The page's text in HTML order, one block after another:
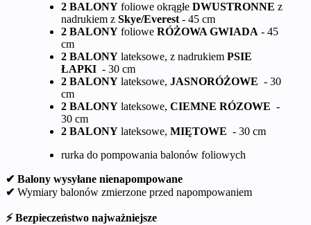
2 BALONY foliowe okrągłe DWUSTRONNE z
nadrukiem z Skye/Everest - 45 cm
2 BALONY foliowe RÓŻOWA GWIADA - 45
cm
2 BALONY lateksowe, z nadrukiem PSIE
ŁAPKI - 30 cm
2 BALONY lateksowe, JASNORÓŻOWE - 30
cm
2 BALONY lateksowe, CIEMNE RÓZOWE -
30 cm
2 BALONY lateksowe, MIĘTOWE - 30 cm
rurka do pompowania balonów foliowych
✔ Balony wysyłane nienapompowane
✔ Wymiary balonów zmierzone przed napompowaniem
⚡ Bezpieczeństwo najważniejsze